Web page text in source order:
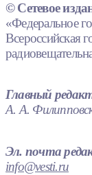
© Сетевое
«Федеральное
Всероссийская
Главный
А. А.
Эл. почта
info@vesti.ru